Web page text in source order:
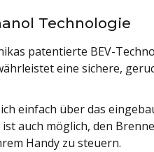
Technologie
patentierte BEV-
eine sichere,
einfach über das
auch möglich, den
Handy zu steuern.